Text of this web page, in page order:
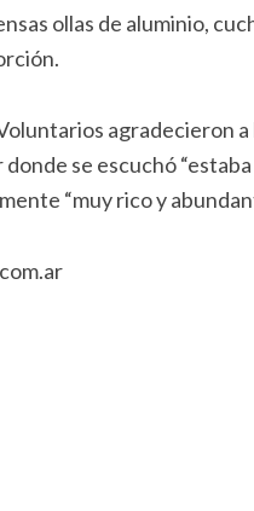
ollas de aluminio,
agradecieron a
se escuchó
“muy rico y